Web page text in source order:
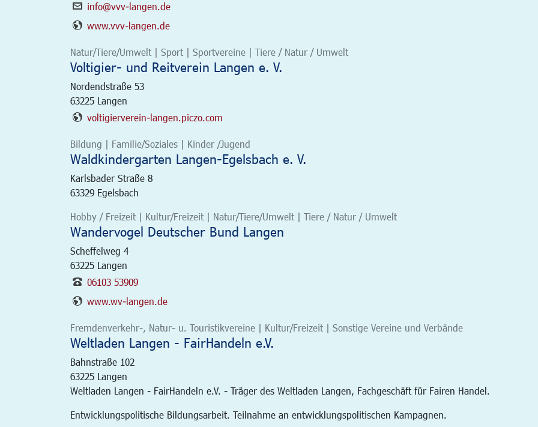
info@vvv-langen.de
www.vvv-langen.de
Natur/Tiere/Umwelt | Sport | Sportvereine | Tiere / Natur / Umwelt
Voltigier- und Reitverein Langen e. V.
Nordendstraße 53
63225 Langen
voltigierverein-langen.piczo.com
Bildung | Familie/Soziales | Kinder /Jugend
Waldkindergarten Langen-Egelsbach e. V.
Karlsbader Straße 8
63329 Egelsbach
Hobby / Freizeit | Kultur/Freizeit | Natur/Tiere/Umwelt | Tiere / Natur / Umwelt
Wandervogel Deutscher Bund Langen
Scheffelweg 4
63225 Langen
06103 53909
www.wv-langen.de
Fremdenverkehr-, Natur- u. Touristikvereine | Kultur/Freizeit | Sonstige Vereine und Verbände
Weltladen Langen - FairHandeln e.V.
Bahnstraße 102
63225 Langen
Weltladen Langen - FairHandeln e.V. - Träger des Weltladen Langen, Fachgeschäft für Fairen Handel.
Entwicklungspolitische Bildungsarbeit. Teilnahme an entwicklungspolitischen Kampagnen.